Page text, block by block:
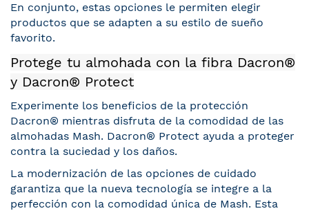
En conjunto, estas opciones le permiten elegir
productos que se adapten a su estilo de sueño
favorito.
Protege tu almohada con la fibra Dacron®
y Dacron® Protect
Experimente los beneficios de la protección
Dacron® mientras disfruta de la comodidad de las
almohadas Mash. Dacron® Protect ayuda a proteger
contra la suciedad y los daños.
La modernización de las opciones de cuidado
garantiza que la nueva tecnología se integre a la
perfección con la comodidad única de Mash. Esta